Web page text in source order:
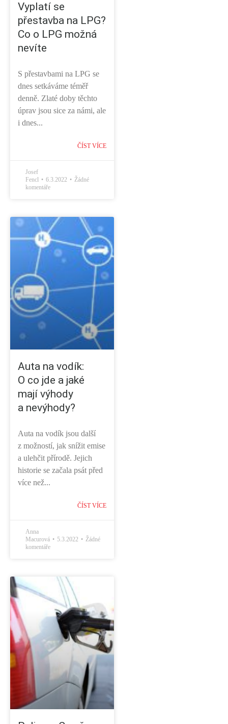
Vyplatí se
přestavba na LPG?
Co o LPG možná
nevíte
S přestavbami na LPG se
dnes setkáváme téměř
denně. Zlaté doby těchto
úprav jsou sice za námi, ale
i dnes...
ČÍST VÍCE
Josef
Fencl
6.3.2022
Žádné
komentáře
Auta na vodík:
O co jde a jaké
mají výhody
a nevýhody?
Auta na vodík jsou další
z možností, jak snížit emise
a ulehčit přírodě. Jejich
historie se začala psát před
více než...
ČÍST VÍCE
Anna
Macurová
5.3.2022
Žádné
komentáře